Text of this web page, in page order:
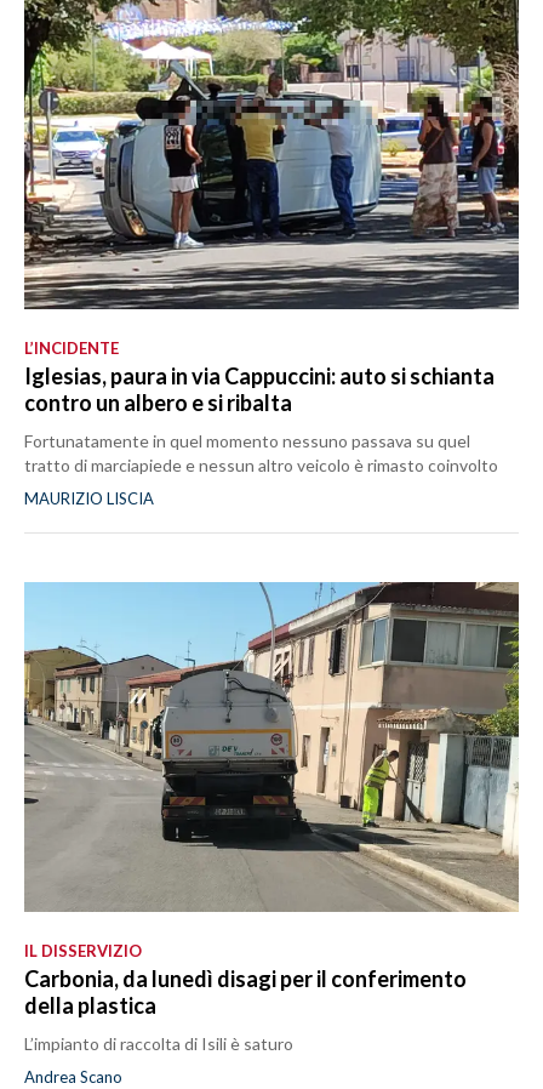
L’INCIDENTE
Iglesias, paura in via Cappuccini: auto si schianta
contro un albero e si ribalta
Fortunatamente in quel momento nessuno passava su quel
tratto di marciapiede e nessun altro veicolo è rimasto coinvolto
MAURIZIO LISCIA
IL DISSERVIZIO
Carbonia, da lunedì disagi per il conferimento
della plastica
L’impianto di raccolta di Isili è saturo
Andrea Scano